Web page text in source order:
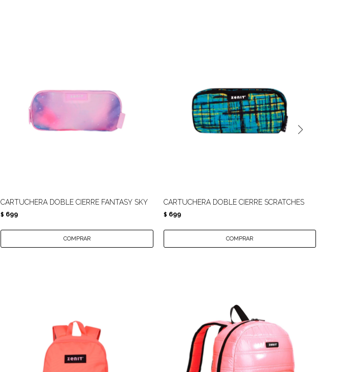
CARTUCHERA DOBLE CIERRE FANTASY SKY
$ 699
CARTUCHERA DOBLE CIERRE SCRATCHES
$ 699